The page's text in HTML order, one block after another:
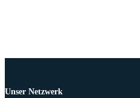
Unser Netzwerk